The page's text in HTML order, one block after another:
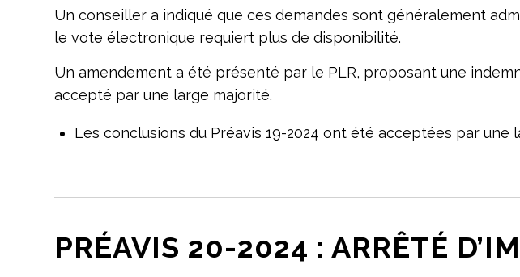
Un conseiller a indiqué que ces demandes sont généralement
le vote électronique requiert plus de disponibilité.
Un amendement a été présenté par le PLR, proposant une
accepté par une large majorité.
Les conclusions du Préavis 19-2024 ont été acceptées par une
PRÉAVIS 20-2024 : ARRÊTÉ